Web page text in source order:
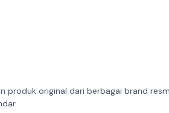
produk original dari berbagai brand